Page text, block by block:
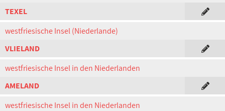
TEXEL
westfriesische Insel (Niederlande)
VLIELAND
westfriesische Insel in den Niederlanden
AMELAND
westfriesische Insel in den Niederlanden